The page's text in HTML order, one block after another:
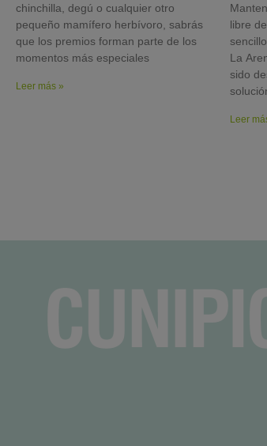
chinchilla, degú o cualquier otro
pequeño mamífero herbívoro, sabrás
que los premios forman parte de los
momentos más especiales
Leer más »
libre
sencillo.
La
sido
Leer